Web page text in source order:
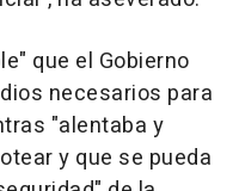
que el Gobierno
necesarios para
"alentaba y
y que se pueda